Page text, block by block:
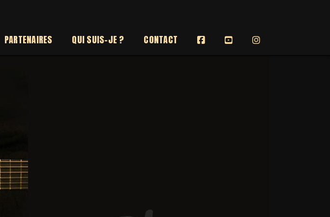
PARTENAIRES QUI SUIS-JE ? CONTACT